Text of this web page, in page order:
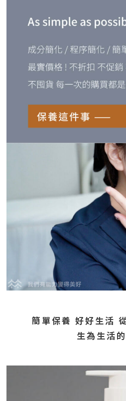
簡單保養 好好生活
生為生活